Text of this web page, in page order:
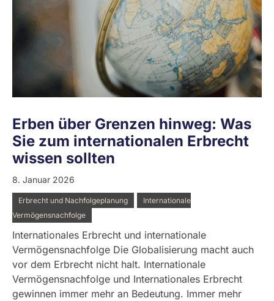
Erben über Grenzen hinweg: Was
Sie zum internationalen Erbrecht
wissen sollten
8. Januar 2026
Erbrecht und Nachfolgeplanung
Internationale
Vermögensnachfolge
Internationales Erbrecht und internationale
Vermögensnachfolge Die Globalisierung macht auch
vor dem Erbrecht nicht halt. Internationale
Vermögensnachfolge und Internationales Erbrecht
gewinnen immer mehr an Bedeutung. Immer mehr